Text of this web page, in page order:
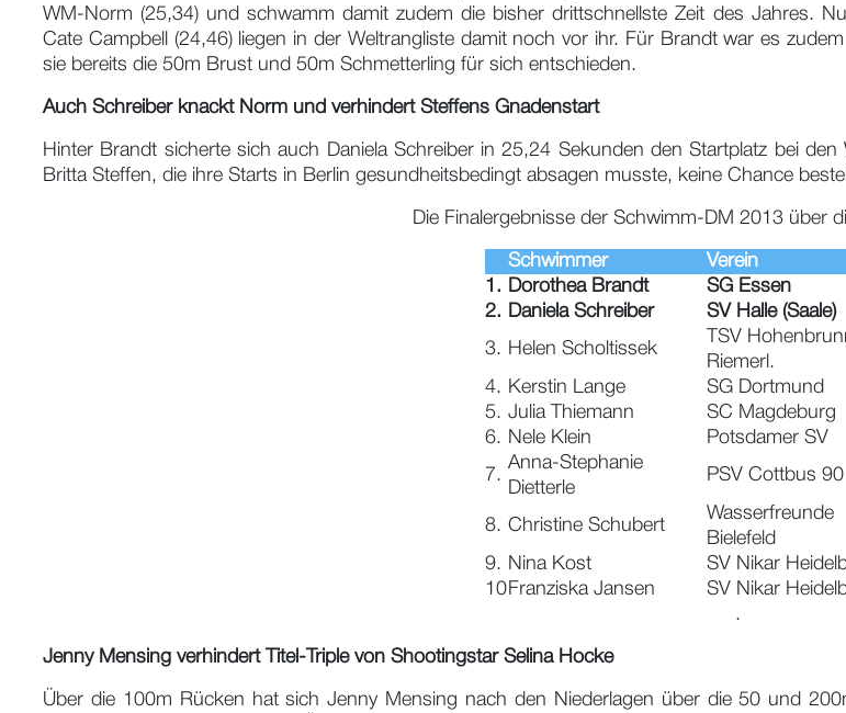
WM-Norm (25,34) und schwamm damit zudem die bisher drittschnellste Zeit des Jahres.
Cate Campbell (24,46) liegen in der Weltrangliste damit noch vor ihr. Für Brandt war es
sie bereits die 50m Brust und 50m Schmetterling für sich entschieden.
Auch Schreiber knackt Norm und verhindert Steffens Gnadenstart
Hinter Brandt sicherte sich auch Daniela Schreiber in 25,24 Sekunden den Startplatz bei
Britta Steffen, die ihre Starts in Berlin gesundheitsbedingt absagen musste, keine Chance
Die Finalergebnisse der Schwimm-DM 2013 über
Schwimmer Verein
1.
Dorothea Brandt SG Essen
2.
Daniela Schreiber SV Halle (Saale)
3. Helen Scholtissek
TSV
Riemerl.
4. Kerstin Lange SG Dortmund
5. Julia Thiemann SC Magdeburg
6. Nele Klein Potsdamer SV
7.
Anna-Stephanie
Dietterle
PSV Cottbus 90
8. Christine Schubert
Wasserfreunde
Bielefeld
9. Nina Kost SV Nikar
10Franziska Jansen SV Nikar
.
Jenny Mensing verhindert Titel-Triple von Shootingstar Selina Hocke
Über die 100m Rücken hat sich Jenny Mensing nach den Niederlagen über die 50 und